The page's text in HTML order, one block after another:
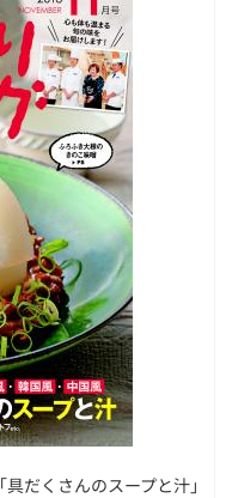
「具だくさんのスープと汁」